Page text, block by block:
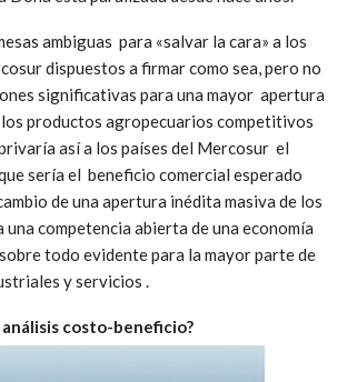
ambiguas para «salvar la cara» a los
dispuestos a firmar como sea, pero no
significativas para una mayor apertura
los productos agropecuarios competitivos
así a los países del Mercosur el
sería el beneficio comercial esperado
de una apertura inédita masiva de los
una competencia abierta de una economía
todo evidente para la mayor parte de
y servicios .
costo-beneficio?